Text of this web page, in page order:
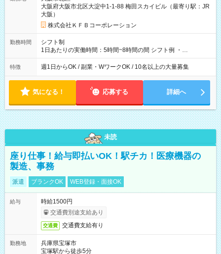
大阪府大阪市北区大淀中1-1-88 梅田スカイビル（最寄り駅：JR
大阪）
株式会社ＫＦＢコーポレーション
勤務時間
シフト制
1日あたりの実働時間：5時間~8時間の間 シフト例 ・
9:30~18:00 実働7.5時間 ・9:30~14:30 実働5時間 ・
16:00~21:30 実働5.5時間
特徴 週1日からOK / 副業・WワークOK / 10名以上の大量募集
気になる！ 応募する 詳細へ
未読
座り仕事！給与即払いOK！駅チカ！医療機器の
製造、事務
派遣 ブランクOK WEB登録・面接OK
給与
時給1500円
交通費別途支給あり
交通費 交通費支給有り
勤務地
兵庫県宝塚市
宝塚駅から徒歩5分